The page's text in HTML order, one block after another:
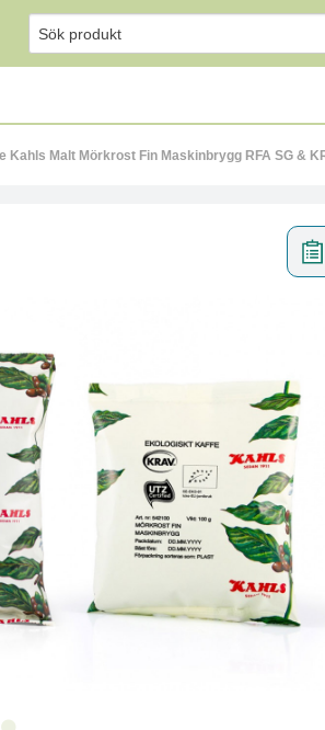
Kahls Malt Mörkrost Fin Maskinbrygg RFA SG &